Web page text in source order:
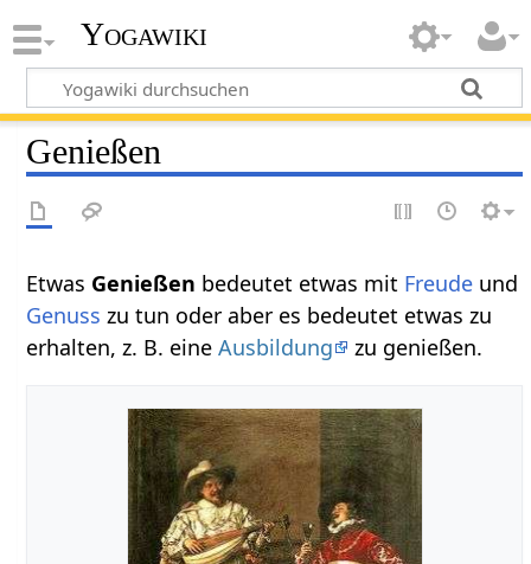
Yogawiki
Genießen
Etwas bedeutet etwas mit Freude und
Genuss zu tun oder aber es bedeutet etwas zu
erhalten, z. B. eineAusbildung zu genießen.